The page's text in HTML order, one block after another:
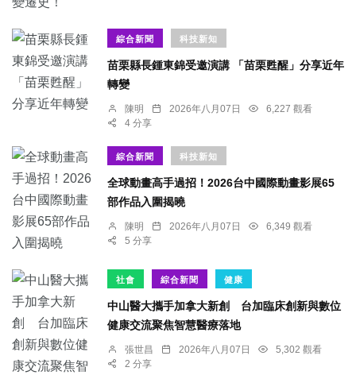
綜合新聞 科技新知
苗栗縣長鍾東錦受邀演講 「苗栗甦醒」分享近年
轉變
陳明 2026年八月07日
6,227 觀看
4 分享
綜合新聞 科技新知
全球動畫高手過招！2026台中國際動畫影展65
部作品入圍揭曉
陳明 2026年八月07日
6,349 觀看
5 分享
社會 綜合新聞 健康
中山醫大攜手加拿大新創 台加臨床創新與數位
健康交流聚焦智慧醫療落地
張世昌 2026年八月07日
5,302 觀看
2 分享